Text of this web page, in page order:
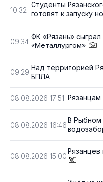
10:32
Студенты
готовят к запуску
09:34
ФК «Рязань»
«Металлургом»
09:29
Над территорией
БПЛА
08.08.2026 17:51 Рязанцам
08.08.2026 16:46
В Рыбном
08.08.2026 15:00
Рязанцев